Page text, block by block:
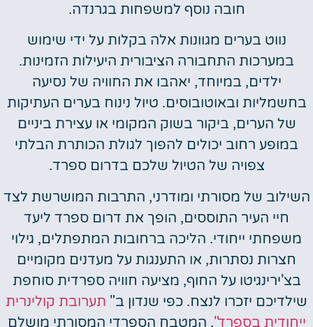
חובה נוסף למשפחות בגרנדה.
נווט בערים מגוונות אלה בקלות על ידי שימוש
במערכות התחבורה הציבורית היעילות הזמינות.
ילדים, במיוחד, יאהבו את החוויה של נסיעה
ובאוטובוסים. טיול נינוח בערים העתיקות
של הערים, ביקור בשוק המקומי או עצירת ביניים
במופע רחוב יכולים להפוך לגולת הכותרת הבלתי
צפויה של הטיול שלכם בדרום ספרד.
של מסורתי ומודרני, התרבות המושרשת לצד
חיי העיר התוססים, הופך את דרום ספרד ליעד
משפחתי ייחודי. הליכה ברחובות המתפתלים, גילוי
חצרות נסתרות, או התענגות על מעדנים מקומיים
בצ'ירינגיטו על החוף, מציעה חוויה ספרדית סוחפת
יזכרו לנצח. כפי שנדון ב"תערובת קולינרית
בספרד", המטבח הספרדי המסורתי מושלם